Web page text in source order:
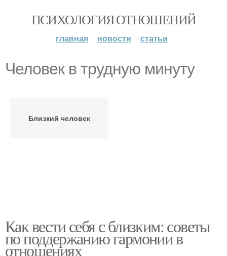
ПСИХОЛОГИЯ ОТНОШЕНИЙ
главная новости статьи
Человек в трудную минуту
Близкий человек
Как вести себя с близким: советы
по поддержанию гармонии в
отношениях